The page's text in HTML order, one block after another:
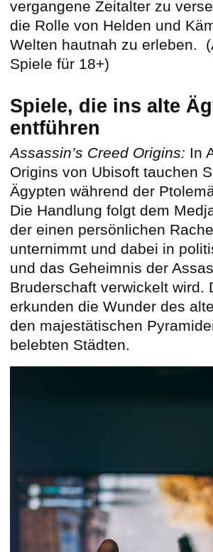
vergangene Zeitalter zu
die Rolle von Helden und
Welten hautnah zu erleben.
Spiele für 18+)
Spiele, die ins alte
entführen
Assassin’s Creed Origins: In
Origins von Ubisoft tauchen
Ägypten während der
Die Handlung folgt dem
der einen persönlichen
unternimmt und dabei in
und das Geheimnis der
Bruderschaft verwickelt wird.
erkunden die Wunder des
den majestätischen
belebten Städten.